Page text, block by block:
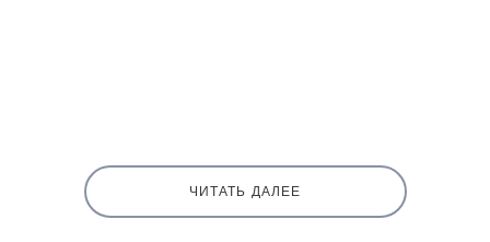
ЧИТАТЬ ДАЛЕЕ